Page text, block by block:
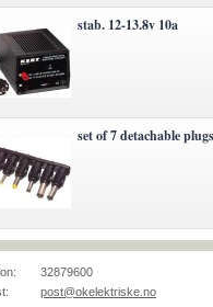
stab. 12-13.8v 10a
set of 7 detachable plugs
32879600
post@okelektriske.no